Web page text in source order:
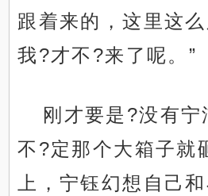
跟着来的，这里这么
我?才不?来了呢。”
刚才要是?没有
不?定那个大箱子就
上，宁钰幻想自己